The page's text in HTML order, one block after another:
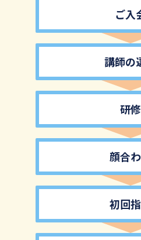
ご入
講師の
研修
顔合
初回